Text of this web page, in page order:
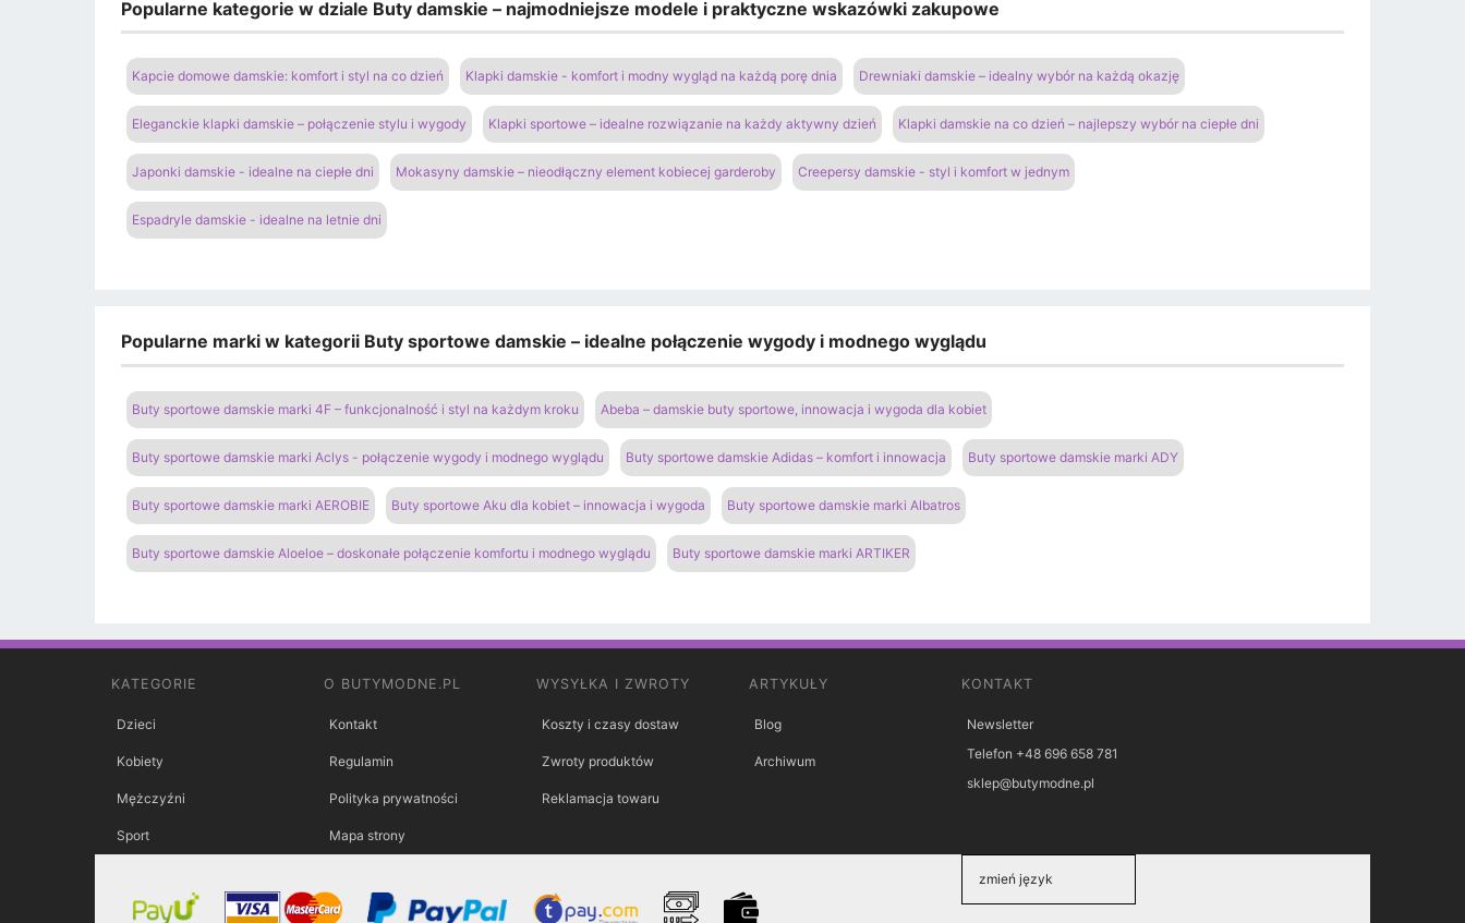
Popularne kategorie w dziale Buty damskie – najmodniejsze modele i praktyczne wskazówki zakupowe
Kapcie domowe damskie: komfort i styl na co dzień Klapki damskie - komfort i modny wygląd na każdą porę dnia Drewniaki damskie – idealny wybór na każdą okazję
Eleganckie klapki damskie – połączenie stylu i wygody Klapki sportowe – idealne rozwiązanie na każdy aktywny dzień Klapki damskie na co dzień – najlepszy wybór na ciepłe dni
Japonki damskie - idealne na ciepłe dni Mokasyny damskie – nieodłączny element kobiecej garderoby Creepersy damskie - styl i komfort w jednym
Espadryle damskie - idealne na letnie dni
Popularne marki w kategorii Buty sportowe damskie – idealne połączenie wygody i modnego wyglądu
Buty sportowe damskie marki 4F – funkcjonalność i styl na każdym kroku Abeba – damskie buty sportowe, innowacja i wygoda dla kobiet
Buty sportowe damskie marki Aclys - połączenie wygody i modnego wyglądu Buty sportowe damskie Adidas – komfort i innowacja Buty sportowe damskie marki ADY
Buty sportowe damskie marki AEROBIE Buty sportowe Aku dla kobiet – innowacja i wygoda Buty sportowe damskie marki Albatros
Buty sportowe damskie Aloeloe – doskonałe połączenie komfortu i modnego wyglądu Buty sportowe damskie marki ARTIKER
KATEGORIE
Dzieci
Kobiety
Mężczyźni
Sport
O BUTYMODNE.PL
Kontakt
Regulamin
Polityka prywatności
Mapa strony
WYSYŁKA I ZWROTY
Koszty i czasy dostaw
Zwroty produktów
Reklamacja towaru
ARTYKUŁY
Blog
Archiwum
KONTAKT
Newsletter
Telefon +48 696 658 781
sklep@butymodne.pl
zmień język